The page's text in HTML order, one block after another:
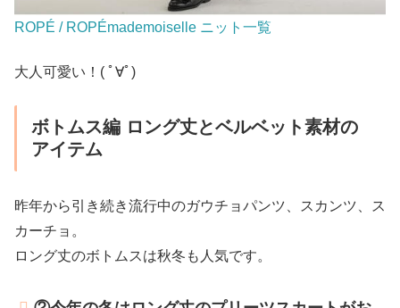
ROPÉ / ROPÉmademoiselle ニット一覧
大人可愛い！( ﾟ∀ﾟ)
ボトムス編 ロング丈とベルベット素材の
アイテム
昨年から引き続き流行中のガウチョパンツ、スカンツ、ス
カーチョ。
ロング丈のボトムスは秋冬も人気です。